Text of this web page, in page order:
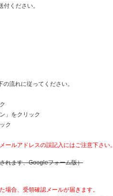
ください。
流れに従ってください。
をクリック
ク
ールアドレスの誤記入にはご注意下さい。
れます、Googleフォーム版）
場合、受領確認メールが届きます。